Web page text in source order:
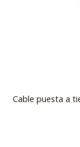
Cable puesta a